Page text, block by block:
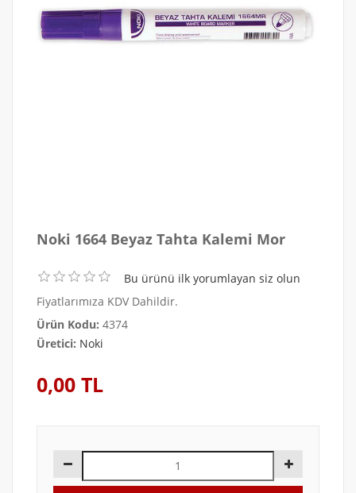
Noki 1664 Beyaz Tahta Kalemi Mor
Bu ürünü ilk yorumlayan siz olun
Fiyatlarımıza KDV Dahildir.
Ürün Kodu: 4374
Üretici: Noki
0,00 TL